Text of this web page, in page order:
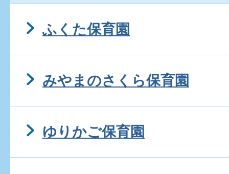
ふくた保育園
みやまのさくら保育園
ゆりかご保育園